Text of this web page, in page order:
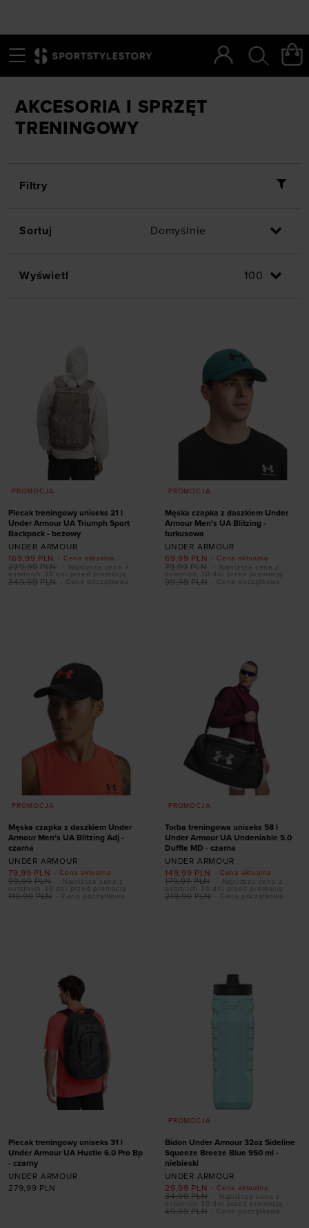
SportStyleStory 🏋 Trening Akcesoria
AKCESORIA I SPRZĘT
TRENINGOWY
Filtry
Sortuj
Wyświetl
PROMOCJA
Plecak treningowy uniseks 21 l
Under Armour UA Triumph Sport
Backpack - beżowy
UNDER ARMOUR
- Cena aktualna
169,99 PLN
- Cena początkowa
349,99 PLN
229,99 PLN
- Najniższa cena z
ostatnich 30 dni przed promocją
PROMOCJA
Męska czapka z daszkiem Under
Armour Men's UA Blitzing -
turkusowa
UNDER ARMOUR
- Cena aktualna
69,99 PLN
- Cena początkowa
99,99 PLN
79,99 PLN
- Najniższa cena z
ostatnich 30 dni przed promocją
PROMOCJA
Męska czapka z daszkiem Under
Armour Men's UA Blitzing Adj -
czarna
UNDER ARMOUR
- Cena aktualna
79,99 PLN
- Cena początkowa
119,99 PLN
99,99 PLN
- Najniższa cena z
ostatnich 30 dni przed promocją
PROMOCJA
Torba treningowa uniseks 58 l
Under Armour UA Undeniable 5.0
Duffle MD - czarna
UNDER ARMOUR
- Cena aktualna
149,99 PLN
- Cena początkowa
219,99 PLN
179,99 PLN
- Najniższa cena z
ostatnich 30 dni przed promocją
Plecak treningowy uniseks 31 l
Under Armour UA Hustle 6.0 Pro Bp
- czarny
UNDER ARMOUR
279,99 PLN
PROMOCJA
Bidon Under Armour 32oz Sideline
Squeeze Breeze Blue 950 ml -
niebieski
UNDER ARMOUR
- Cena aktualna
29,99 PLN
- Cena początkowa
49,99 PLN
34,99 PLN
- Najniższa cena z
ostatnich 30 dni przed promocją